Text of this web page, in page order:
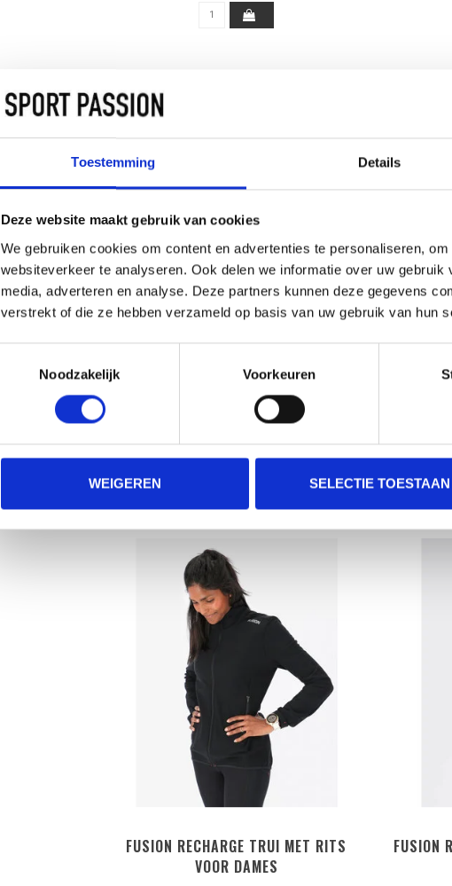
Toestemming Details
Deze website maakt gebruik van cookies
We gebruiken cookies om content en advertenties te personaliseren,
websiteverkeer te analyseren. Ook delen we informatie over uw
media, adverteren en analyse. Deze partners kunnen deze gegevens
verstrekt of die ze hebben verzameld op basis van uw gebruik van hun
Noodzakelijk
Voorkeuren
WEIGEREN SELECTIE TOESTAAN
TECNIFIBRE TEAM TECH TRUI VOOR
DAMES
FUSION RECHARGE TRUI MET RITS
VOOR DAMES
FUSION